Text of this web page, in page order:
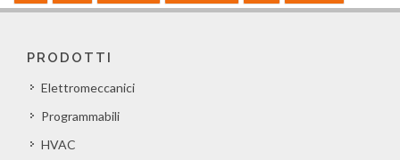
PRODOTTI
Elettromeccanici
Programmabili
HVAC